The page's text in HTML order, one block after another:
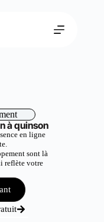
à quinson
en ligne
sont là
reflète votre